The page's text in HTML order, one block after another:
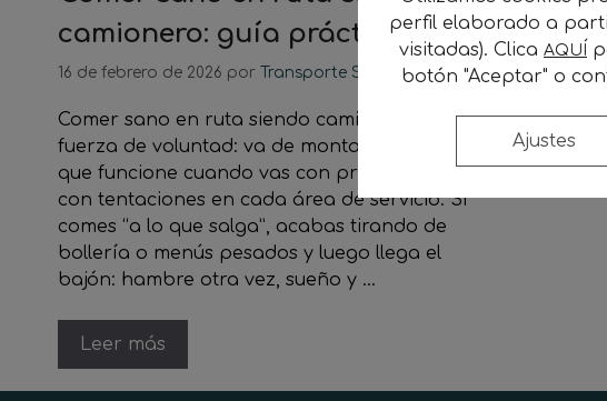
camionero: guía práctica
16 de febrero de 2026 por Transporte Sostenible
Comer sano en ruta siendo camionero no va de
fuerza de voluntad: va de montar un sistema
que funcione cuando vas con prisas, cansado y
con tentaciones en cada área de servicio. Si
comes “a lo que salga”, acabas tirando de
bollería o menús pesados y luego llega el
bajón: hambre otra vez, sueño y …
Leer más
perfil elaborado a
visitadas). Clica AQUÍ
botón "Aceptar" o
Ajustes